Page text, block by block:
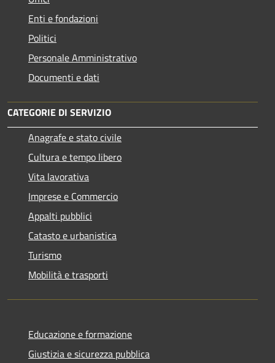
Enti e fondazioni
Politici
Personale Amministrativo
Documenti e dati
CATEGORIE DI SERVIZIO
Anagrafe e stato civile
Cultura e tempo libero
Vita lavorativa
Imprese e Commercio
Appalti pubblici
Catasto e urbanistica
Turismo
Mobilità e trasporti
Educazione e formazione
Giustizia e sicurezza pubblica